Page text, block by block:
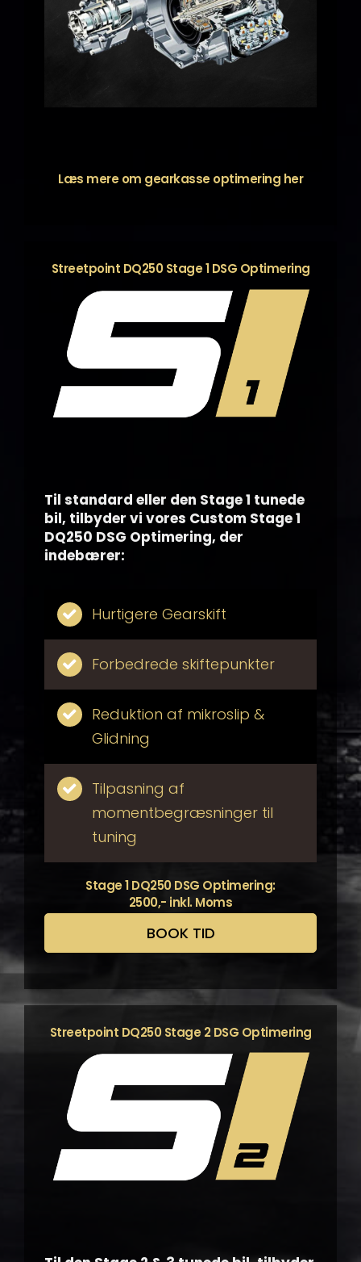
Læs mere om gearkasse optimering her
Streetpoint DQ250 Stage 1 DSG Optimering
Til standard eller den Stage 1 tunede
bil, tilbyder vi vores Custom Stage 1
DQ250 DSG Optimering, der
indebærer:
Hurtigere Gearskift
Forbedrede skiftepunkter
Reduktion af mikroslip &
Glidning
Tilpasning af
momentbegræsninger til
tuning
Stage 1 DQ250 DSG Optimering:
2500,- inkl. Moms
BOOK TID
Streetpoint DQ250 Stage 2 DSG Optimering